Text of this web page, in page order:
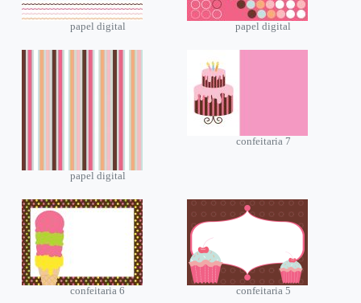
papel digital papel digital
papel digital
confeitaria 7
confeitaria 6 confeitaria 5